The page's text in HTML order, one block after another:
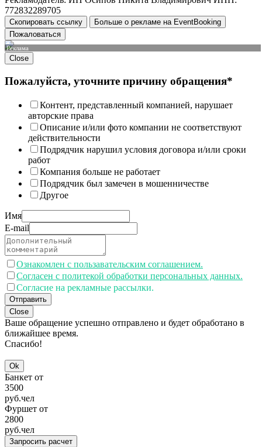
772832289705
Скопировать ссылку
Больше о рекламе на EventBooking
Пожаловаться
Реклама
Close
Пожалуйста, уточните причину обращения*
Контент, представленный компанией, нарушает
авторские права
Описание и/или фото компании не соответствуют
действительности
Подрядчик нарушил условия договора и/или сроки
работ
Компания больше не работает
Подрядчик был замечен в мошенничестве
Другое
Имя
E-mail
Ознакомлен с пользавательским соглашением.
Согласен с политекой обработки персональных данных.
Согласие на рекламные рассылки.
Отправить
Close
Ваше обращение успешно отправлено и будет обработано в
ближайшее время.
Спасибо!
Ok
Банкет от
3500
руб.чел
Фуршет от
2800
руб.чел
Запросить расчет